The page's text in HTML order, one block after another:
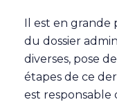
Il est en grande
du dossier
diverses, pose
étapes de ce
est